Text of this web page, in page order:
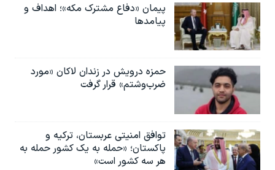
پیمان «دفاع مشترک مکه»؛ اهداف و
پیامدها
حمزه درویش در زندان لاکان «مورد
ضرب‌وشتم» قرار گرفت
توافق امنیتی عربستان، ترکیه و
پاکستان؛ «حمله به یک کشور حمله به
هر سه کشور است»